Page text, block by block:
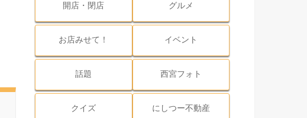
開店・閉店 グルメ
お店みせて！ イベント
話題 西宮フォト
クイズ にしつー不動産